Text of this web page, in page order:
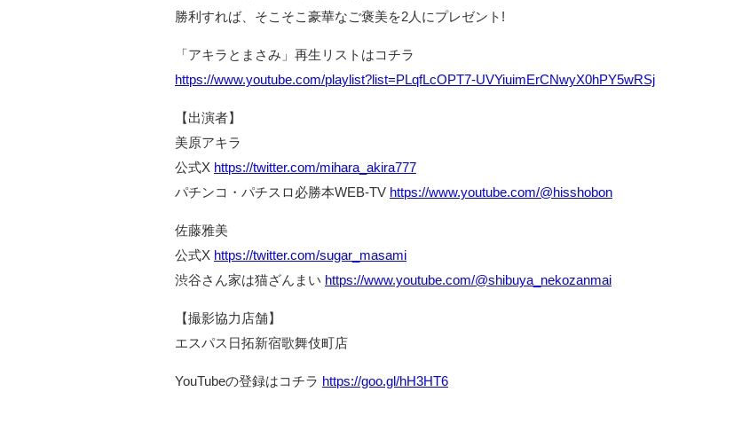
勝利すれば、そこそこ豪華なご褒美を2人にプレゼント!
「アキラとまさみ」再生リストはコチラ
https://www.youtube.com/playlist?list=PLqfLcOPT7-UVYiuimErCNwyX0hPY5wRSj
【出演者】
美原アキラ
公式X https://twitter.com/mihara_akira777
パチンコ・パチスロ必勝本WEB-TV https://www.youtube.com/@hisshobon
佐藤雅美
公式X https://twitter.com/sugar_masami
渋谷さん家は猫ざんまい https://www.youtube.com/@shibuya_nekozanmai
【撮影協力店舗】
エスパス日拓新宿歌舞伎町店
YouTubeの登録はコチラ https://goo.gl/hH3HT6